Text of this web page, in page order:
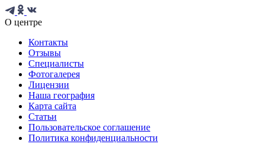
О центре
Контакты
Отзывы
Специалисты
Фотогалерея
Лицензии
Наша география
Карта сайта
Статьи
Пользовательское соглашение
Политика конфиденциальности